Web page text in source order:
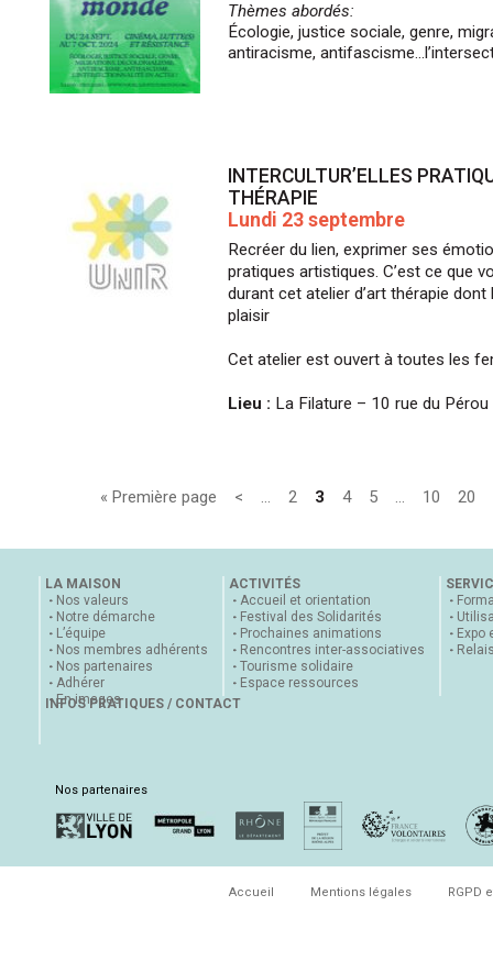
Thèmes abordés:
Écologie, justice sociale, genre,
antiracisme,
INTERCULTUR’ELLES
THÉRAPIE
Lundi 23 septembre
Recréer du lien, exprimer ses
pratiques artistiques. C’est ce que
durant cet atelier d’art thérapie
plaisir
Cet atelier est ouvert à toutes les
Lieu : La Filature – 10 rue du Pérou
« Première page < … 2 3 4 5 … 10 20
LA MAISON
Nos valeurs
Notre démarche
L’équipe
Nos membres adhérents
Nos partenaires
Adhérer
En images
ACTIVITÉS
Accueil et orientation
Festival des Solidarités
Prochaines animations
Rencontres inter-associatives
Tourisme solidaire
Espace ressources
Expo
INFOS PRATIQUES / CONTACT
Nos partenaires
Accueil Mentions légales RGPD